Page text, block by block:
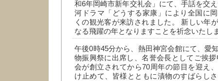
和6年岡崎市新年交礼会」にて、手話を交
河ドラマ「どうする家康」により全国に
くの観光客が来訪されました。 新しい年
なる飛躍の年となりますことを祈念いたし
午後0時45分から、熱田神宮会館にて、愛
物振興祭に出席し、名誉会長としてご挨
会が創立されてから70周年の節目を迎え
け止めて、皆様とともに漬物のすばらし